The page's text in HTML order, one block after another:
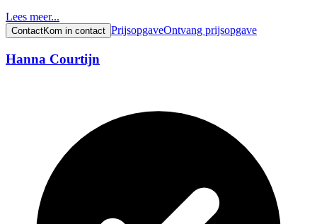
Lees meer...
ContactKom in contact PrijsopgaveOntvang prijsopgave
Hanna Courtijn